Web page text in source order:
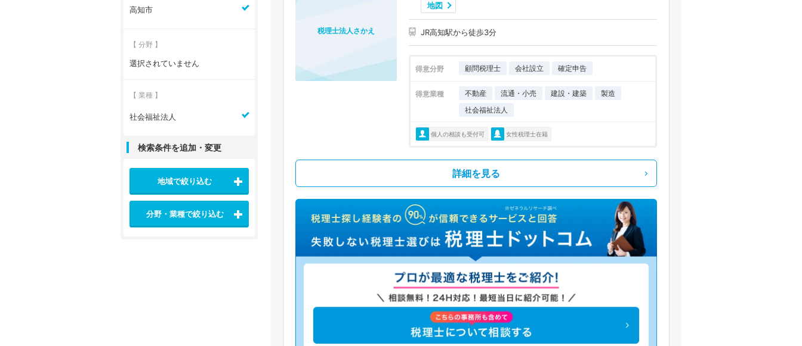
地図
JR高知駅から徒歩3分
得意分野 顧問税理士 会社設立 確定申告
得意業種 不動産 流通・小売 建設・建築
製造
社会福祉法人
個人の相談も受付可 女性税理士在籍
税理士法人さかえ
詳細を見る
高知市
【 分野 】
選択されていません
【 業種 】
社会福祉法人
検索条件を追加・変更
地域で絞り込む
分野・業種で絞り込む